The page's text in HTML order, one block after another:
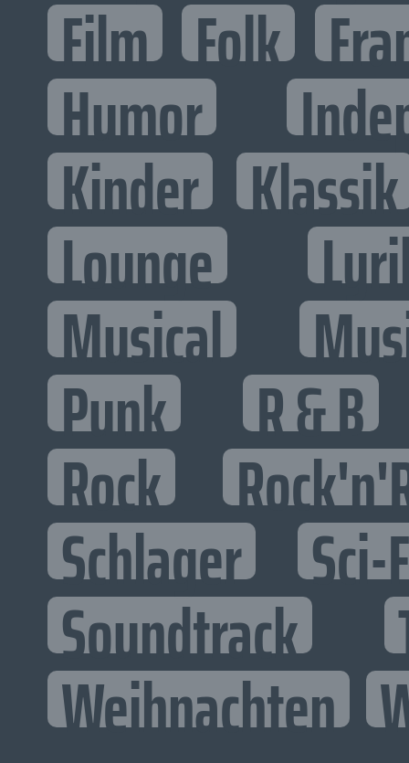
Film Folk
Humor
Kinder Klassik
Lounge
Musical
Punk R & B
Rock
Schlager Sci-
Soundtrack
Weihnachten